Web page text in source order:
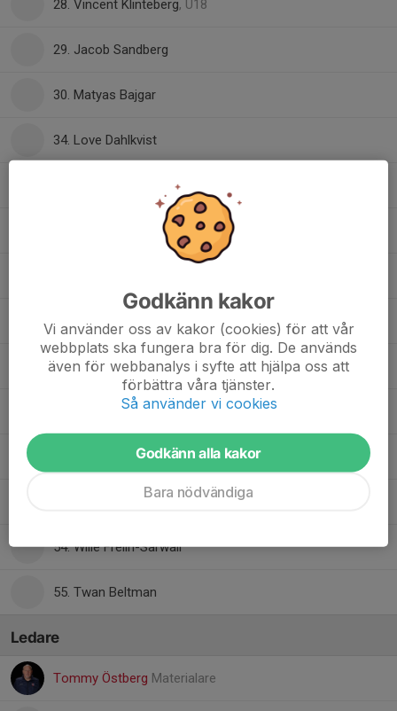
28. Vincent Klinteberg, U18
29. Jacob Sandberg
30. Matyas Bajgar
34. Love Dahlkvist
41. Alexander Stenson
44. Jonatan Thomsson
45. Simon Kryhl, U18
47. Julius Ekeroth, U18
49. Sigge Steckmest
, U18
54. Wille Frelin-Sarwall
55. Twan Beltman
Ledare
Tommy Östberg Materialare
Godkänn kakor
Vi använder oss av kakor (cookies) för att vår
webbplats ska fungera bra för dig. De används
även för webbanalys i syfte att hjälpa oss att
förbättra våra tjänster.
Så använder vi cookies
Godkänn alla kakor
Bara nödvändiga